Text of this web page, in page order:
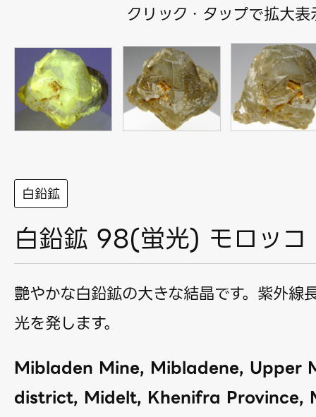
クリック・タップで拡大表
白鉛鉱
白鉛鉱 98(蛍光) モロッコ
艶やかな白鉛鉱の大きな結晶です。紫外線
光を発します。
Mibladen Mine, Mibladene, Upper
district, Midelt, Khenifra Province,